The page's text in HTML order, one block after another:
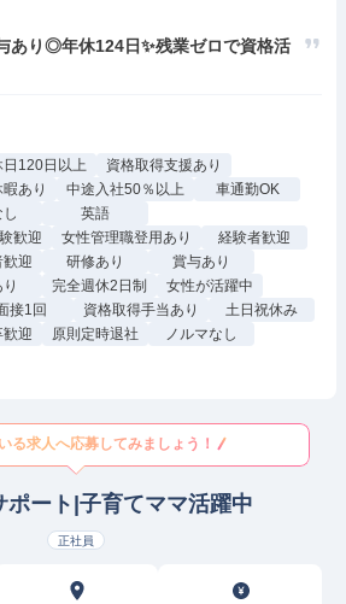
あり◎年休124日✨残業ゼロで資格活
日120日以上
資格取得支援あり
あり 中途入社50％以上
車通勤OK
英語
歓迎
女性管理職登用あり
経験者歓迎
迎 研修あり
賞与あり
完全週休2日制
女性が活躍中
接1回 資格取得手当あり
土日祝休み
迎 原則定時退社
ノルマなし
る求人へ応募してみましょう！
ポート|子育てママ活躍中
正社員